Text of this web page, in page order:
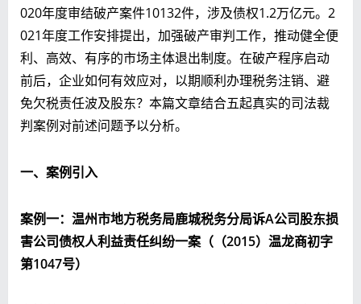
020年度审结破产案件10132件，涉及债权1.2万亿元。2
021年度工作安排提出，加强破产审判工作，推动健全便
利、高效、有序的市场主体退出制度。在破产程序启动
前后，企业如何有效应对，以期顺利办理税务注销、避
免欠税责任波及股东？本篇文章结合五起真实的司法裁
判案例对前述问题予以分析。
一、案例引入
案例一：温州市地方税务局鹿城税务分局诉A公司股东损
害公司债权人利益责任纠纷一案（（2015）温龙商初字
第1047号）